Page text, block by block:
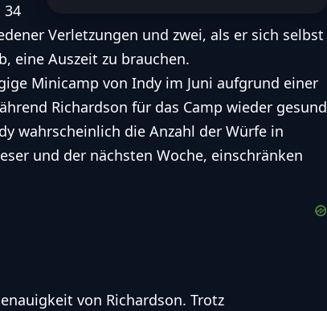
34
Verletzungen und zwei, als er sich selbst
eine Auszeit zu brauchen.
Minicamp von Indy im Juni aufgrund einer
Richardson für das Camp wieder gesund
wahrscheinlich die Anzahl der Würfe in
und der nächsten Woche, einschränken
von Richardson. Trotz